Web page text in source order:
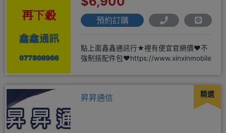
預約訂購
點上面鑫鑫通訊行★裡有便宜官網價❤️不
強制搭配件包❤️https://www.xinxinmobile
精選
昇昇通信